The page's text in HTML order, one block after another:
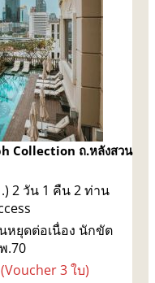
Collection ถ.หลังสวน
2 วัน 1 คืน 2 ท่าน
หยุดต่อเนื่อง นักขัต
.70
(Voucher 3 ใบ)